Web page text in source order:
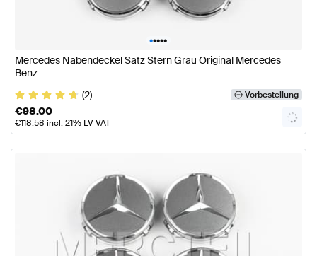
•••••
Mercedes Nabendeckel Satz Stern Grau Original Mercedes
Benz
(2)
Vorbestellung
€98.00
€118.58 incl. 21% LV VAT